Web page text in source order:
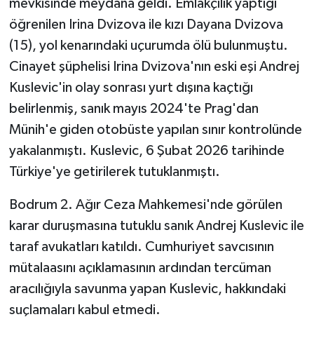
mevkisinde meydana geldi. Emlakçılık yaptığı
öğrenilen Irina Dvizova ile kızı Dayana Dvizova
(15), yol kenarındaki uçurumda ölü bulunmuştu.
Cinayet şüphelisi Irina Dvizova'nın eski eşi Andrej
Kuslevic'in olay sonrası yurt dışına kaçtığı
belirlenmiş, sanık mayıs 2024'te Prag'dan
Münih'e giden otobüste yapılan sınır kontrolünde
yakalanmıştı. Kuslevic, 6 Şubat 2026 tarihinde
Türkiye'ye getirilerek tutuklanmıştı.
Bodrum 2. Ağır Ceza Mahkemesi'nde görülen
karar duruşmasına tutuklu sanık Andrej Kuslevic ile
taraf avukatları katıldı. Cumhuriyet savcısının
mütalaasını açıklamasının ardından tercüman
aracılığıyla savunma yapan Kuslevic, hakkındaki
suçlamaları kabul etmedi.